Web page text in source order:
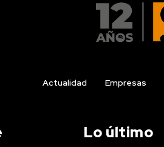
Actualidad Empresas
Lo último